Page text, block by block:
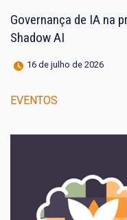
Governança de IA na
Shadow AI
16 de julho de 2026
EVENTOS